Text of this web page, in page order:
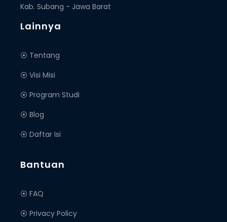
Kab. Subang - Jawa Barat
Lainnya
⦿ Tentang
⦿ Visi Misi
⦿ Program Studi
⦿ Blog
⦿ Daftar Isi
Bantuan
⦿ FAQ
⦿ Privacy Policy